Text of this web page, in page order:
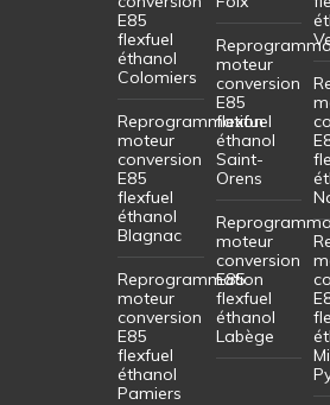
E85
flexfuel
éthanol
Colomiers
Reprogrammation
moteur
conversion
E85
flexfuel
éthanol
Blagnac
Reprogrammation
moteur
conversion
E85
flexfuel
éthanol
Pamiers
moteur
conversion
E85
flexfuel
éthanol
Saint-
Orens
moteur
conversion
E85
flexfuel
éthanol
Labège